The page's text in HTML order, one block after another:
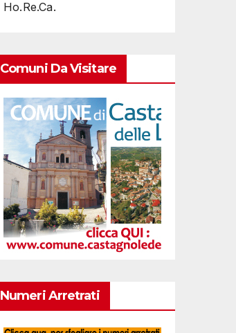
Ho.Re.Ca.
Comuni Da Visitare
Numeri Arretrati